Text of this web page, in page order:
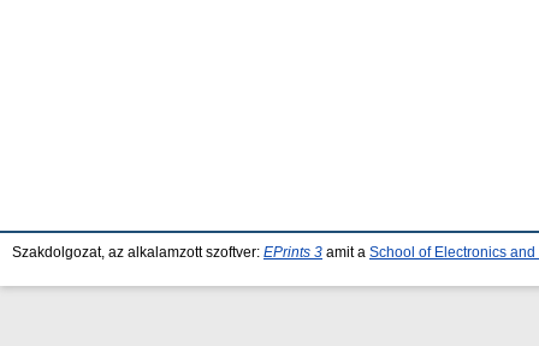
Szakdolgozat, az alkalamzott szoftver: EPrints 3 amit a School of Electronics